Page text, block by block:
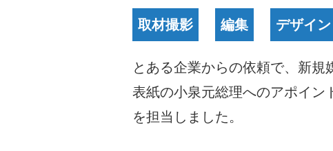
取材撮影 編集 デザイン
とある企業からの依頼で、新規
表紙の小泉元総理へのアポイン
を担当しました。